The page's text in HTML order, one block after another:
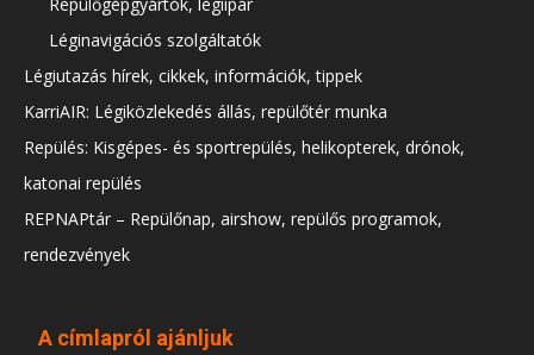
Léginavigációs szolgáltatók
Légiutazás hírek, cikkek, információk, tippek
KarriAIR: Légiközlekedés állás, repülőtér munka
Repülés: Kisgépes- és sportrepülés, helikopterek, drónok,
katonai repülés
REPNAPtár – Repülőnap, airshow, repülős programok,
rendezvények
A címlapról ajánljuk